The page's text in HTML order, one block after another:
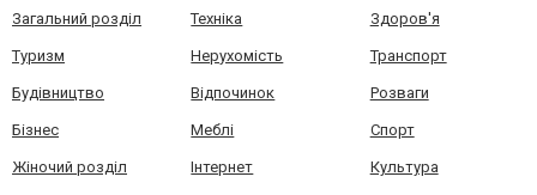
Загальний розділ Техніка Здоров'я
Туризм Нерухомість Транспорт
Будівництво Відпочинок Розваги
Бізнес Меблі Спорт
Жіночий розділ Інтернет Культура